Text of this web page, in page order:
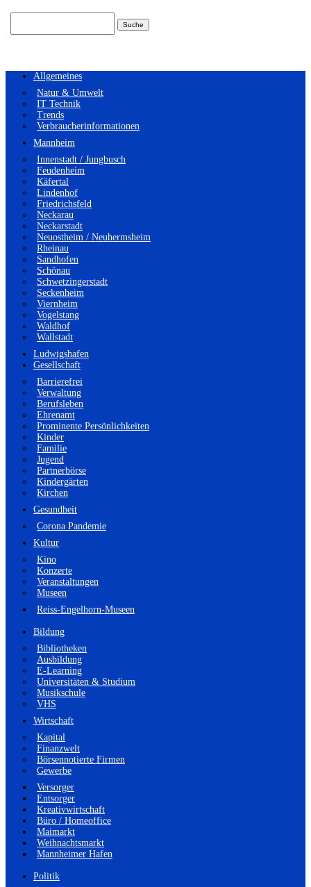
Allgemeines
Natur & Umwelt
IT Technik
Trends
Verbraucherinformationen
Mannheim
Innenstadt / Jungbusch
Feudenheim
Käfertal
Lindenhof
Friedrichsfeld
Neckarau
Neckarstadt
Neuostheim / Neuhermsheim
Rheinau
Sandhofen
Schönau
Schwetzingerstadt
Seckenheim
Viernheim
Vogelstang
Waldhof
Wallstadt
Ludwigshafen
Gesellschaft
Barrierefrei
Verwaltung
Berufsleben
Ehrenamt
Prominente Persönlichkeiten
Kinder
Familie
Jugend
Partnerbörse
Kindergärten
Kirchen
Gesundheit
Corona Pandemie
Kultur
Kino
Konzerte
Veranstaltungen
Museen
Reiss-Engelhorn-Museen
Bildung
Bibliotheken
Ausbildung
E-Learning
Universitäten & Studium
Musikschule
VHS
Wirtschaft
Kapital
Finanzwelt
Börsennotierte Firmen
Gewerbe
Versorger
Entsorger
Kreativwirtschaft
Büro / Homeoffice
Maimarkt
Weihnachtsmarkt
Mannheimer Hafen
Politik